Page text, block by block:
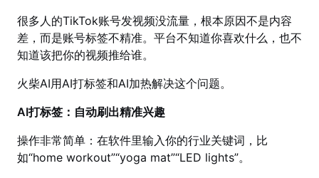
很多人的TikTok账号发视频没流量，根本原因不是内容
差，而是账号标签不精准。平台不知道你喜欢什么，也不
知道该把你的视频推给谁。
火柴AI用AI打标签和AI加热解决这个问题。
AI打标签：自动刷出精准兴趣
操作非常简单：在软件里输入你的行业关键词，比
如“home workout”“yoga mat”“LED lights”。